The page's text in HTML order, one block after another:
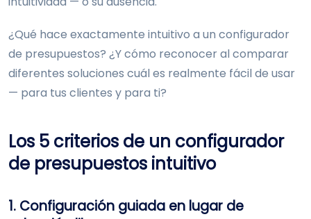
¿Qué hace exactamente intuitivo a un configurador
de presupuestos? ¿Y cómo reconocer al comparar
diferentes soluciones cuál es realmente fácil de usar
— para tus clientes y para ti?
Los 5 criterios de un configurador
de presupuestos intuitivo
1. Configuración guiada en lugar de